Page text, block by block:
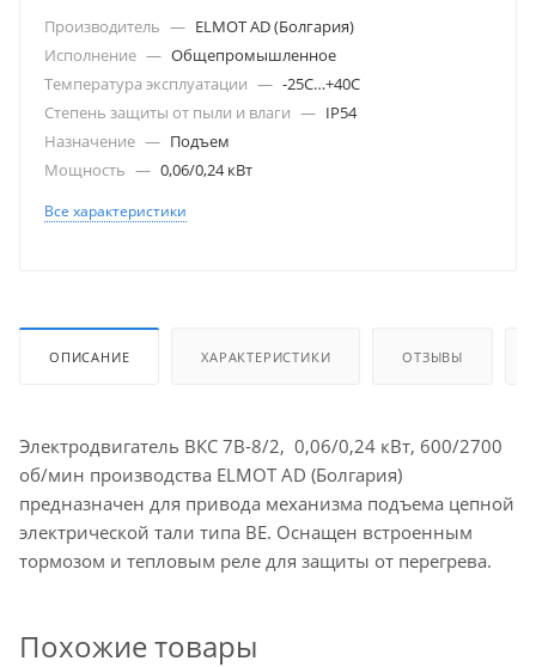
Производитель — ELMOT AD (Болгария)
Исполнение — Общепромышленное
Температура эксплуатации — -25С…+40С
Степень защиты от пыли и влаги — IP54
Назначение — Подъем
Мощность — 0,06/0,24 кВт
Все характеристики
ОПИСАНИЕ ХАРАКТЕРИСТИКИ ОТЗЫВЫ
Электродвигатель ВКС 7В-8/2, 0,06/0,24 кВт, 600/2700
об/мин производства ELMOT AD (Болгария)
предназначен для привода механизма подъема цепной
электрической тали типа ВЕ. Оснащен встроенным
тормозом и тепловым реле для защиты от перегрева.
Похожие товары